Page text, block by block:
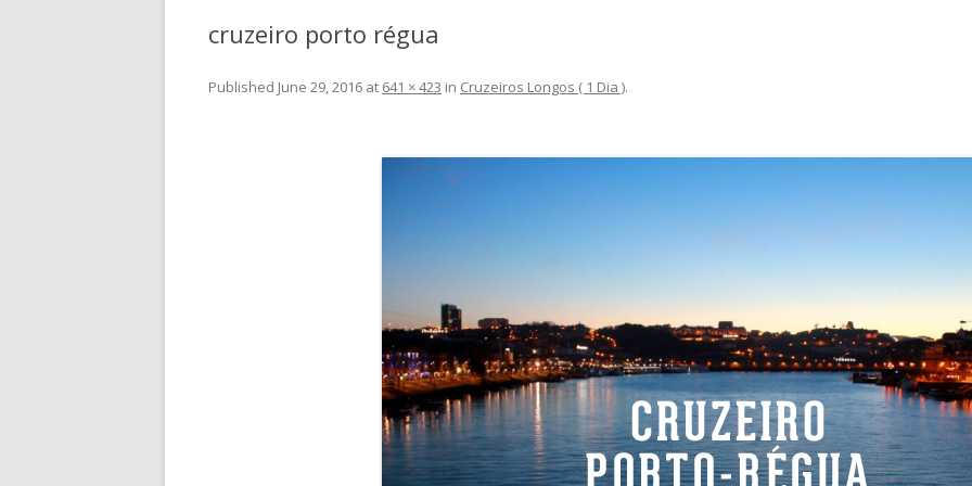
cruzeiro porto régua
Published June 29, 2016 at 641 × 423 in Cruzeiros Longos ( 1 Dia ).